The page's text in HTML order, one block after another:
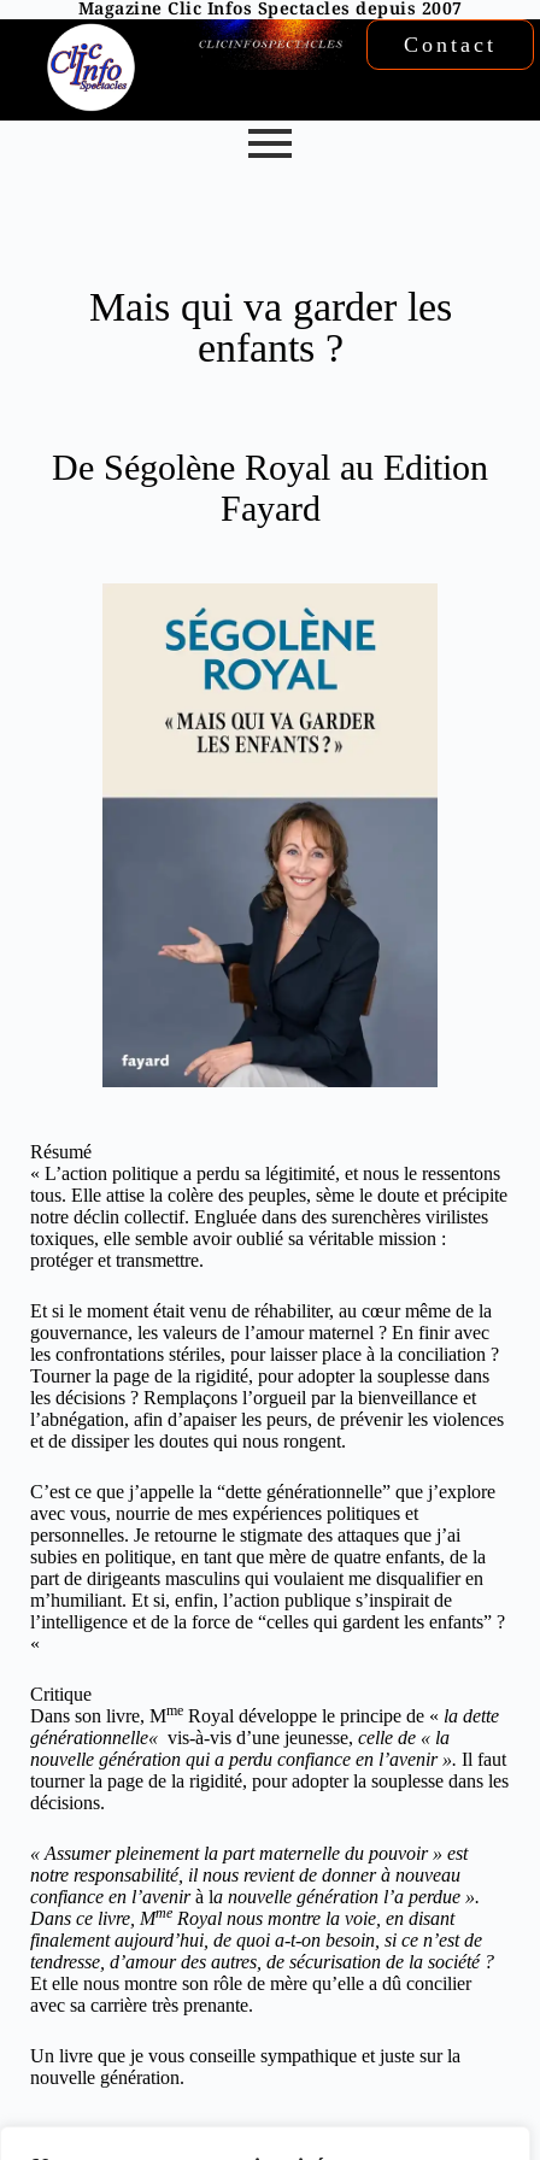
Magazine Clic Infos Spectacles depuis 2007
Contact
Mais qui va garder les
enfants ?
De Ségolène Royal au Edition
Fayard
Résumé
« L’action politique a perdu sa légitimité, et nous le ressentons
tous. Elle attise la colère des peuples, sème le doute et précipite
notre déclin collectif. Engluée dans des surenchères virilistes
toxiques, elle semble avoir oublié sa véritable mission :
protéger et transmettre.
Et si le moment était venu de réhabiliter, au cœur même de la
gouvernance, les valeurs de l’amour maternel ? En finir avec
les confrontations stériles, pour laisser place à la conciliation ?
Tourner la page de la rigidité, pour adopter la souplesse dans
les décisions ? Remplaçons l’orgueil par la bienveillance et
l’abnégation, afin d’apaiser les peurs, de prévenir les violences
et de dissiper les doutes qui nous rongent.
C’est ce que j’appelle la “dette générationnelle” que j’explore
avec vous, nourrie de mes expériences politiques et
personnelles. Je retourne le stigmate des attaques que j’ai
subies en politique, en tant que mère de quatre enfants, de la
part de dirigeants masculins qui voulaient me disqualifier en
m’humiliant. Et si, enfin, l’action publique s’inspirait de
l’intelligence et de la force de “celles qui gardent les enfants” ?
«
Critique
Dans son livre, Mme Royal développe le principe de « la dette
générationnelle« vis-à-vis d’une jeunesse, celle de « la
nouvelle génération qui a perdu confiance en l’avenir ». Il faut
tourner la page de la rigidité, pour adopter la souplesse dans les
décisions.
« Assumer pleinement la part maternelle du pouvoir » est
notre responsabilité, il nous revient de donner à nouveau
confiance en l’avenirà la nouvelle génération l’a perdue ».
Dans ce livre, Mme Royal nous montre la voie, en disant
finalement aujourd’hui, de quoi a-t-on besoin, si ce n’est de
tendresse, d’amour des autres, de sécurisation de la société ?
Et elle nous montre son rôle de mère qu’elle a dû concilier
avec sa carrière très prenante.
Un livre que je vous conseille sympathique et juste sur la
nouvelle génération.